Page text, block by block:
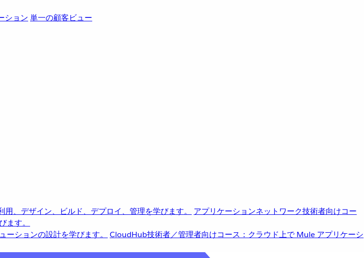
ション 単一の顧客ビュー
、デザイン、ビルド、デプロイ、管理を学びます。 アプリケーションネットワーク技術者向けコー
す。
ションの設計を学びます。 CloudHub技術者／管理者向けコース：クラウド上で Mule アプリケーシ